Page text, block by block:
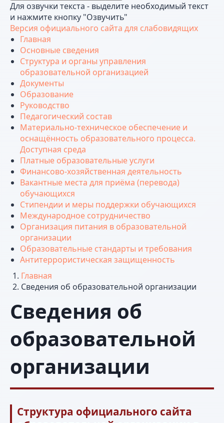
Для озвучки текста - выделите необходимый текст
и нажмите кнопку "Озвучить"
Версия официального сайта для слабовидящих
Главная
Основные сведения
Структура и органы управления
образовательной организацией
Документы
Образование
Руководство
Педагогический состав
Материально-техническое обеспечение и
оснащённость образовательного процесса.
Доступная среда
Платные образовательные услуги
Финансово-хозяйственная деятельность
Вакантные места для приёма (перевода)
обучающихся
Стипендии и меры поддержки обучающихся
Международное сотрудничество
Организация питания в образовательной
организации
Образовательные стандарты и требования
Антитеррористическая защищенность
Главная
Сведения об образовательной организации
Сведения об
образовательной
организации
Структура официального сайта